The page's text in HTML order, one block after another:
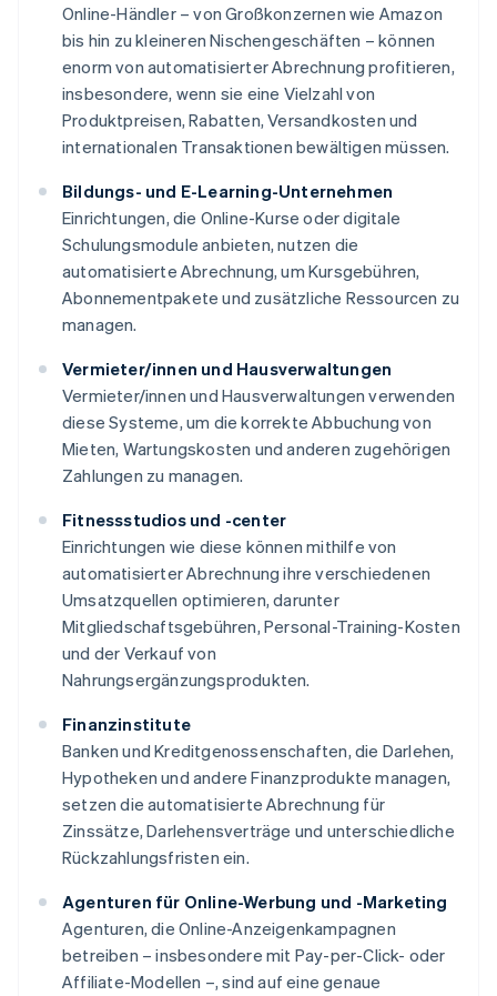
Online-Händler – von Großkonzernen wie Amazon
bis hin zu kleineren Nischengeschäften – können
enorm von automatisierter Abrechnung profitieren,
insbesondere, wenn sie eine Vielzahl von
Produktpreisen, Rabatten, Versandkosten und
internationalen Transaktionen bewältigen müssen.
Bildungs- und E-Learning-Unternehmen
Einrichtungen, die Online-Kurse oder digitale
Schulungsmodule anbieten, nutzen die
automatisierte Abrechnung, um Kursgebühren,
Abonnementpakete und zusätzliche Ressourcen zu
managen.
Vermieter/innen und Hausverwaltungen
Vermieter/innen und Hausverwaltungen verwenden
diese Systeme, um die korrekte Abbuchung von
Mieten, Wartungskosten und anderen zugehörigen
Zahlungen zu managen.
Fitnessstudios und -center
Einrichtungen wie diese können mithilfe von
automatisierter Abrechnung ihre verschiedenen
Umsatzquellen optimieren, darunter
Mitgliedschaftsgebühren, Personal-Training-Kosten
und der Verkauf von
Nahrungsergänzungsprodukten.
Finanzinstitute
Banken und Kreditgenossenschaften, die Darlehen,
Hypotheken und andere Finanzprodukte managen,
setzen die automatisierte Abrechnung für
Zinssätze, Darlehensverträge und unterschiedliche
Rückzahlungsfristen ein.
Agenturen für Online-Werbung und -Marketing
Agenturen, die Online-Anzeigenkampagnen
betreiben – insbesondere mit Pay-per-Click- oder
Affiliate-Modellen –, sind auf eine genaue